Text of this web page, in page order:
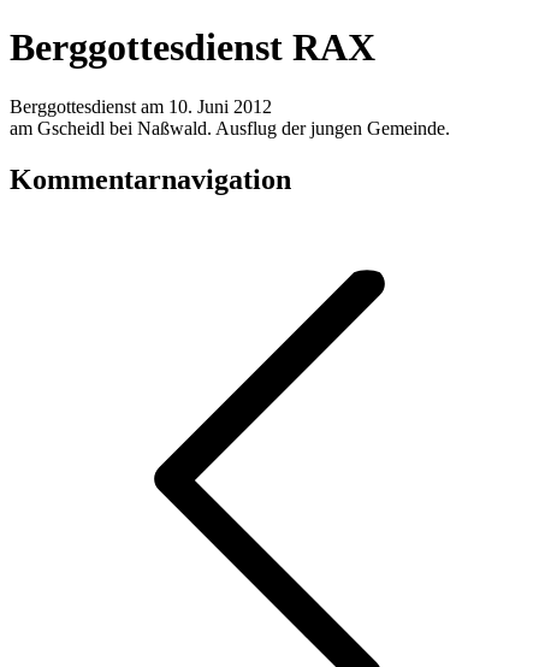
Berggottesdienst RAX
Berggottesdienst am 10. Juni 2012
am Gscheidl bei Naßwald. Ausflug der jungen Gemeinde.
Kommentarnavigation